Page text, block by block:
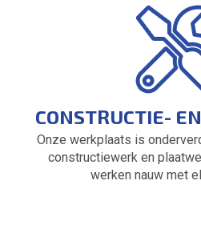
CONSTRUCTIE-
Onze werkplaats is
constructiewerk en
werken nauw met